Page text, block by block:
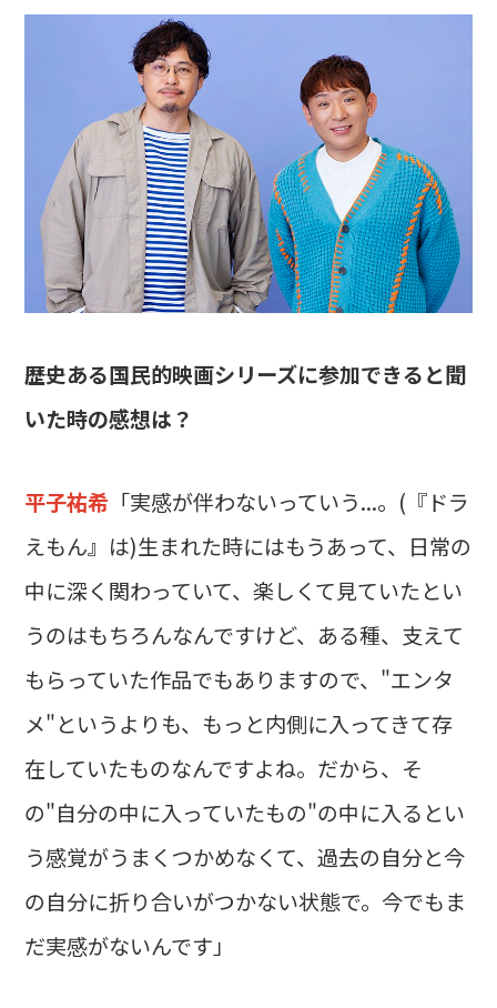
――歴史ある国民的映画シリーズに参加できると聞
いた時の感想は？
平子祐希 「実感が伴わないっていう...。(『ドラ
えもん』は)生まれた時にはもうあって、日常の
中に深く関わっていて、楽しくて見ていたとい
うのはもちろんなんですけど、ある種、支えて
もらっていた作品でもありますので、"エンタ
メ"というよりも、もっと内側に入ってきて存
在していたものなんですよね。だから、そ
の"自分の中に入っていたもの"の中に入るとい
う感覚がうまくつかめなくて、過去の自分と今
の自分に折り合いがつかない状態で。今でもま
だ実感がないんです」